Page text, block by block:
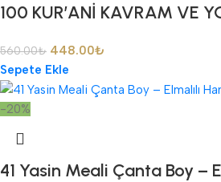
100 KUR’ANİ KAVRAM VE
560.00₺ 448.00₺
Sepete Ekle
-20%
41 Yasin Meali Çanta Boy –